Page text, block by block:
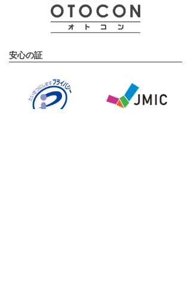
安心の証